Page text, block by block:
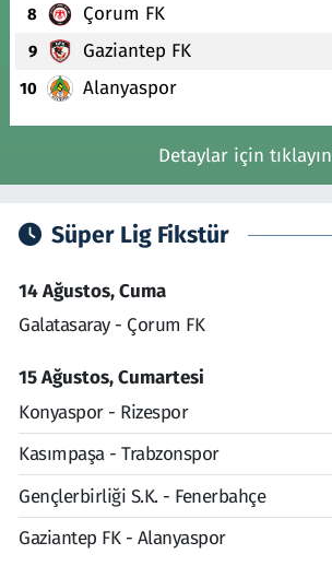
8 Çorum FK
9 Gaziantep FK
10 Alanyaspor
Detaylar için tıklayın
Süper Lig Fikstür
14 Ağustos, Cuma
Galatasaray - Çorum FK
15 Ağustos, Cumartesi
Konyaspor - Rizespor
Kasımpaşa - Trabzonspor
Gençlerbirliği S.K. - Fenerbahçe
Gaziantep FK - Alanyaspor